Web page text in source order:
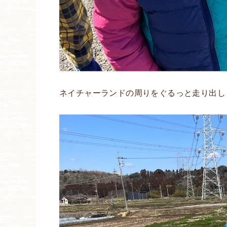
ネイチャーランドの周りをぐるっと走り出